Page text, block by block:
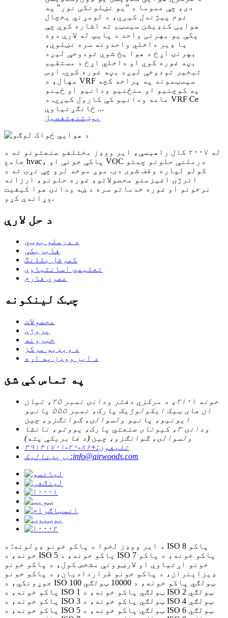
دی، چې عموما د "یو نښلونکی نور" په
نوم پیژندل کیږي، د لومړني یخچال
هوایی کنډیشن سیسټم ته اشاره کوي چې
پکې یو بهرنی واحد د پایپ له لارې دوه
یا ډیر داخلي واحدونه سره نښلوي،
بهرنۍ اړخ د هوا یخ شوي تودوخې لیږد
بڼه غوره کوي او داخلي اړخ د مستقیم
تبخیر تودوخې لیږد بڼه غوره کوي. اوس
مهال، د VRF سیسټمونه په پراخه کچه
په کوچنیو او منځنیو ودانیو او ځینو
عامه ودانیو کې کارول کیږي. د VRF Ce
ځانګړتیاوې ...
پوښتنه تفصیل
له ۲۰۰۷ کال راهیسې، ایر ووډز مختلفو صنعتونو ته د
جامع hvac، پاکې خونې او VOC درملنې حلونو چمتو
کولو لپاره وقف شوی دی. موږ موخه لرو چې نړۍ ته د
انرژۍ اغیزمنو محصولاتو، غوره حلونو، ارزانه
نرخونو او غوره خدماتو سره د ښه ودانۍ هوا کیفیت
وړاندې کړو.
د حل لارې
د درملو بوټي
فابریکې
کمرشل بلڈنگ
تعلیمي اسانتیاوې
عصري فارم
چټک لینکونه
محصولات
پروژې
خبرونه
د ویډیو مرکز
د ایر ووډز په اړه
په تماس کې شئ
خونه ۲۱۰۱، د مرکزي دفتر ودانۍ نمبر ۲۵، تیان
ان های ټیک ایکولوژیک پارک، نمبر ۵۵۵ پانیو
ایونیو، پانیو ولسوالۍ، ګوانګزو، چین
ودانۍ ۳، کیوتای صنعتي پارک، یووتو، نانشا
ولسوالۍ، ګوانګزو، چین (د فابریکې پته)
تلیفون:+۸۶-۲۰-۳۹۱۴۱۷۰۱
برېښنالیک:info@airwoods.com
د ایر ووډز لخوا د پاکو خونو ډولونه: د ISO 8 پاکو
خونه، د ISO 5 پاکو خونه، د ISO 7 پاکو خونه، د پاکو
خونو اړتیاوې او لارښوونې مشخص کول، د پاکو خونو
ډیزاینران، د پاکو خونو قراردادیان، د پاکو خونو
جوړونکي، د ISO 100 ټولګي پاکو خونه، د 10000 ټولګي
پاکو خونه، د ISO 1 ټولګي پاکو خونه، د ISO 2 ټولګي
پاکو خونه، د ISO 3 ټولګي پاکو خونه، د ISO 4 ټولګي
پاکو خونه، د ISO 5 ټولګي پاکو خونه، د ISO 6 ټولګي